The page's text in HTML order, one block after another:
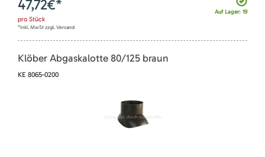
Auf Lager: 19
47,72€*
pro Stück
*inkl. MwSt zzgl. Versand
Klöber Abgaskalotte 80/125 braun
KE 8065-0200